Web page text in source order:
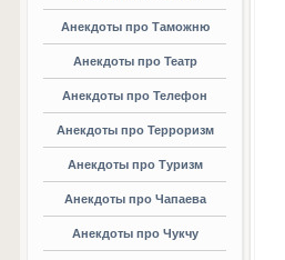
Анекдоты про Таможню
Анекдоты про Театр
Анекдоты про Телефон
Анекдоты про Терроризм
Анекдоты про Туризм
Анекдоты про Чапаева
Анекдоты про Чукчу